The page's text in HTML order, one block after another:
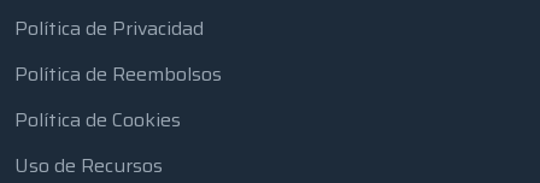
Política de Privacidad
Política de Reembolsos
Política de Cookies
Uso de Recursos